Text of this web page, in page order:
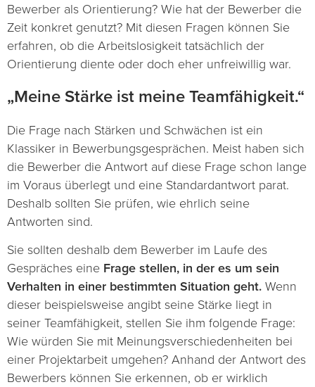
Bewerber als Orientierung? Wie hat der Bewerber die
Zeit konkret genutzt? Mit diesen Fragen können Sie
erfahren, ob die Arbeitslosigkeit tatsächlich der
Orientierung diente oder doch eher unfreiwillig war.
„Meine Stärke ist meine Teamfähigkeit.“
Die Frage nach Stärken und Schwächen ist ein
Klassiker in Bewerbungsgesprächen. Meist haben sich
die Bewerber die Antwort auf diese Frage schon lange
im Voraus überlegt und eine Standardantwort parat.
Deshalb sollten Sie prüfen, wie ehrlich seine
Antworten sind.
Sie sollten deshalb dem Bewerber im Laufe des
Gespräches eine Frage stellen, in der es um sein
Verhalten in einer bestimmten Situation geht. Wenn
dieser beispielsweise angibt seine Stärke liegt in
seiner Teamfähigkeit, stellen Sie ihm folgende Frage:
Wie würden Sie mit Meinungsverschiedenheiten bei
einer Projektarbeit umgehen? Anhand der Antwort des
Bewerbers können Sie erkennen, ob er wirklich